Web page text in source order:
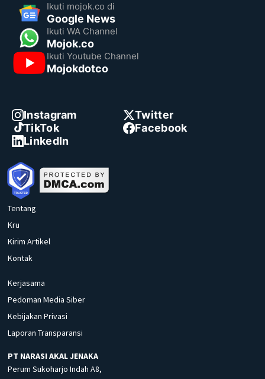
Ikuti mojok.co di
Google News
Ikuti WA Channel
Mojok.co
Ikuti Youtube Channel
Mojokdotco
Instagram
Twitter
TikTok
Facebook
LinkedIn
Tentang
Kru
Kirim Artikel
Kontak
Kerjasama
Pedoman Media Siber
Kebijakan Privasi
Laporan Transparansi
PT NARASI AKAL JENAKA
Perum Sukoharjo Indah A8,